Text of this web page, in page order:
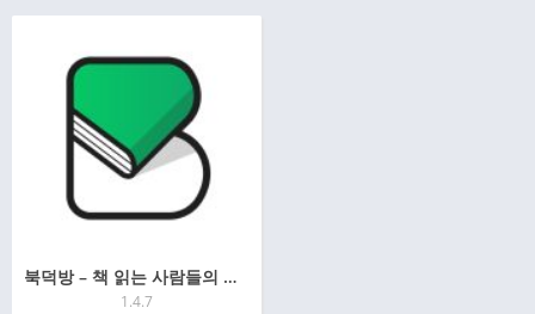
북덕방 – 책 읽는 사람들의 공간
1.4.7